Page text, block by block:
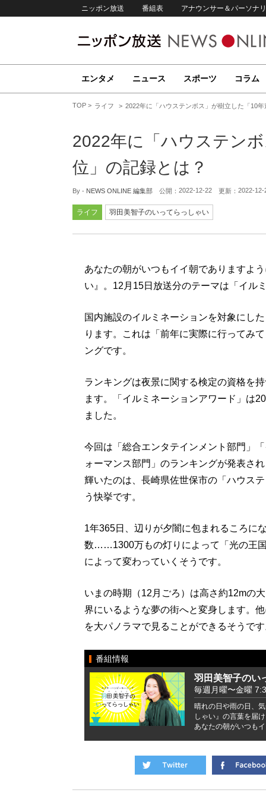
ニッポン放送 番組表 アナウンサー＆パーソナ
エンタメ ニュース スポーツ コラム
TOP ライフ 2022年に「ハウステンボス」が樹立した「10
2022年に「ハウステン
位」の記録とは？
By - NEWS ONLINE 編集部 公開： 2022-12-22 更新： 2022-12-
ライフ 羽田美智子のいってらっしゃい
あなたの朝がいつもイイ朝でありますよ
い』。12月15日放送分のテーマは「イル
国内施設のイルミネーションを対象にし
ります。これは「前年に実際に行ってみ
ングです。
ランキングは夜景に関する検定の資格を
ます。「イルミネーションアワード」は
ました。
今回は「総合エンタテインメント部門」
ォーマンス部門」のランキングが発表さ
輝いたのは、長崎県佐世保市の「ハウス
う快挙です。
1年365日、辺りが夕闇に包まれるころに
数……1300万もの灯りによって「光の王
によって変わっていくそうです。
いまの時期（12月ごろ）は高さ約12mの
界にいるような夢の街へと変身します。
を大パノラマで見ることができるそうで
番組情報
羽田美智子のい
毎週月曜〜金曜
晴れの日や雨の日、
しゃい』の言葉を届
あなたの朝がいつも